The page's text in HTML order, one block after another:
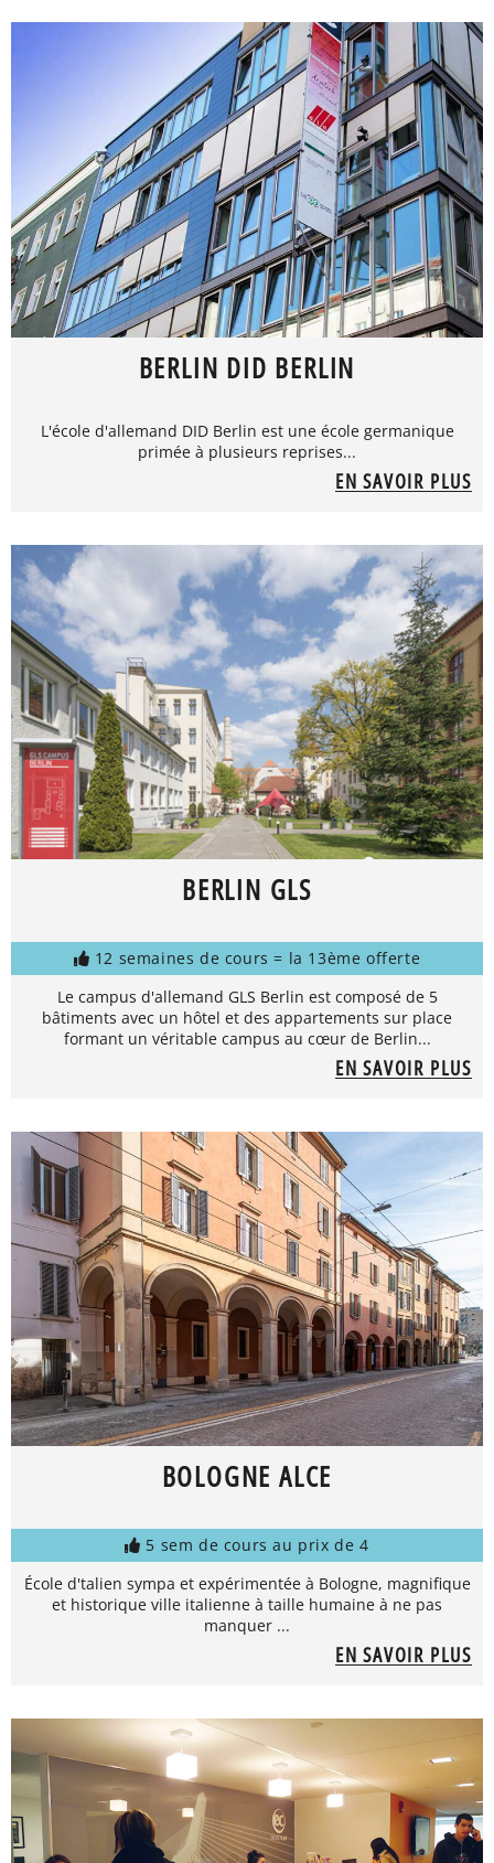
BERLIN DID BERLIN
L'école d'allemand DID Berlin est une école germanique
primée à plusieurs reprises...
EN SAVOIR PLUS
BERLIN GLS
12 semaines de cours = la 13ème offerte
Le campus d'allemand GLS Berlin est composé de 5
bâtiments avec un hôtel et des appartements sur place
formant un véritable campus au cœur de Berlin...
EN SAVOIR PLUS
BOLOGNE ALCE
5 sem de cours au prix de 4
École d'talien sympa et expérimentée à Bologne, magnifique
et historique ville italienne à taille humaine à ne pas
manquer ...
EN SAVOIR PLUS